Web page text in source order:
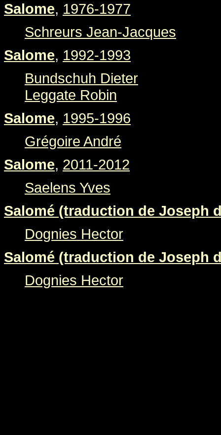
Salome, 1976-1977
Schreurs Jean-Jacques
Salome, 1992-1993
Bundschuh Dieter
Leggate Robin
Salome, 1995-1996
Grégoire André
Salome, 2011-2012
Saelens Yves
Salomé (traduction de Joseph
Dognies Hector
Salomé (traduction de Joseph
Dognies Hector